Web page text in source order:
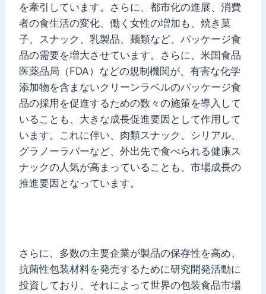
を牽引しています。さらに、都市化の進展、消費
者の食生活の変化、働く女性の増加も、焼き菓
子、スナック、乳製品、麺類など、パッケージ食
品の需要を増大させています。さらに、米国食品
医薬品局（FDA）などの規制機関が、有害な化学
添加物を含まないクリーンラベルのパッケージ食
品の採用を促進するための数々の施策を導入して
いることも、大きな成長促進要因として作用して
います。これに伴い、肉類スナック、シリアル、
グラノーラバーなど、外出先で食べられる健康ス
ナックの人気が高まっていることも、市場成長の
推進要因となっています。
さらに、多数の主要企業が製品の保存性を高め、
抗菌性包装材料を発売するために研究開発活動に
投資しており、それによって世界の包装食品市場